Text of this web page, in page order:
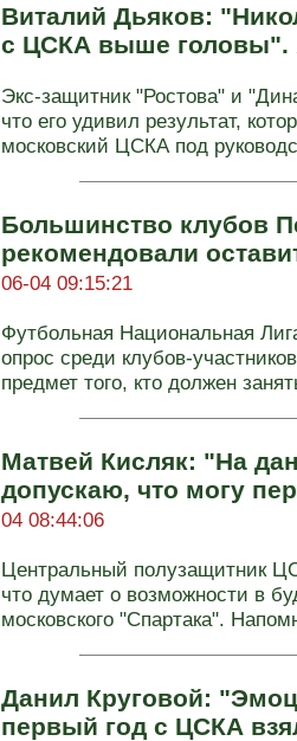
Виталий Дьяков:
с ЦСКА выше головы".
Экс-защитник "Ростова" и
что его удивил результат,
московский ЦСКА под
Большинство клубов
рекомендовали
06-04 09:15:21
Футбольная Национальная
опрос среди клубов-
предмет того, кто должен
Матвей Кисляк: "На
допускаю, что могу
04 08:44:06
Центральный полузащитник
что думает о возможности в
московского "Спартака".
Данил Круговой:
первый год с ЦСКА